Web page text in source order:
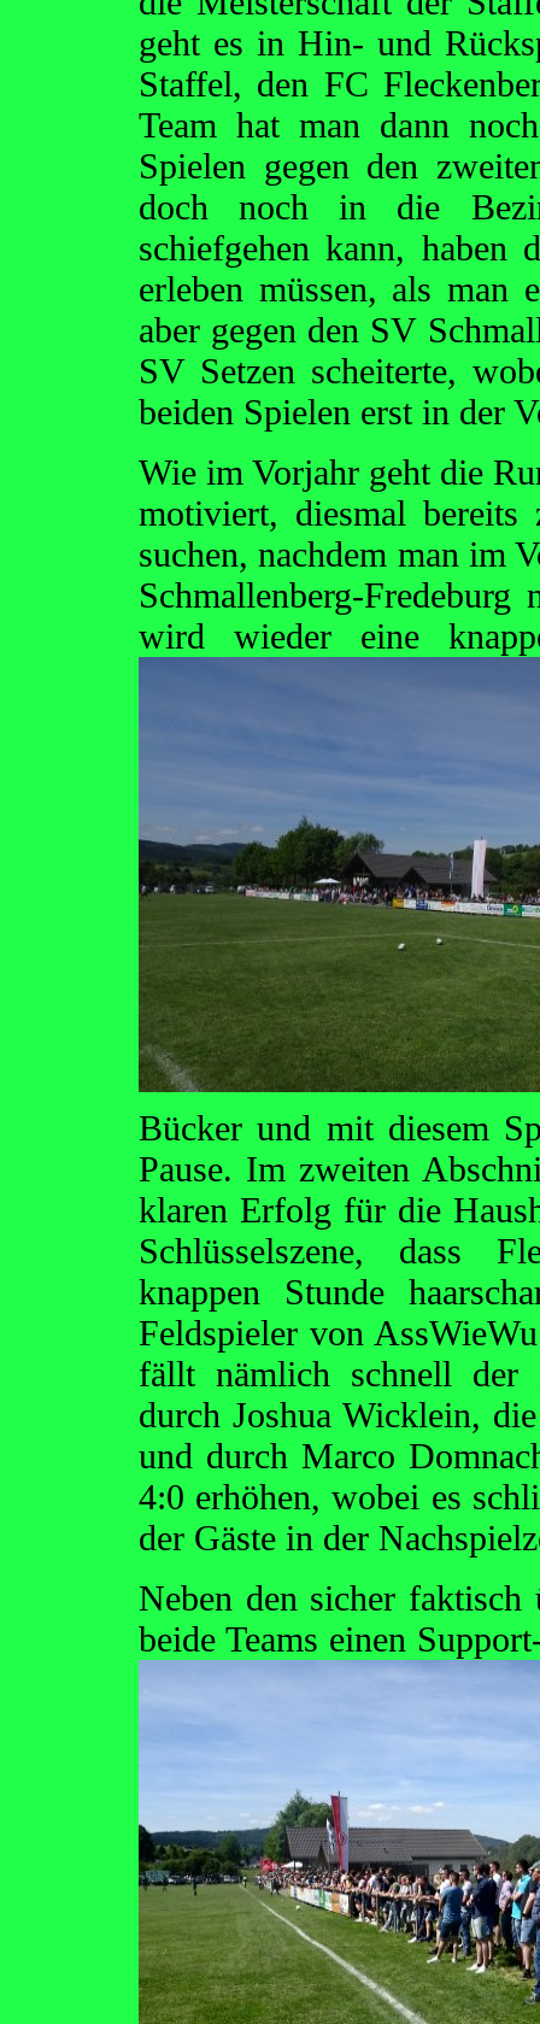
geht es in Hin- und
Staffel, den FC
Team hat man dann
Spielen gegen den
doch noch in die
schiefgehen kann, haben
erleben müssen, als man
aber gegen den SV
SV Setzen scheiterte,
beiden Spielen erst in der
Wie im Vorjahr geht die
motiviert, diesmal bereits
suchen, nachdem man im
Schmallenberg-
wird wieder eine
Bücker und mit diesem
Pause. Im zweiten
klaren Erfolg für die
Schlüsselszene, dass
knappen Stunde
Feldspieler von
fällt nämlich schnell der
durch Joshua Wicklein,
und durch Marco
4:0 erhöhen, wobei es
der Gäste in der
Neben den sicher faktisch
beide Teams einen